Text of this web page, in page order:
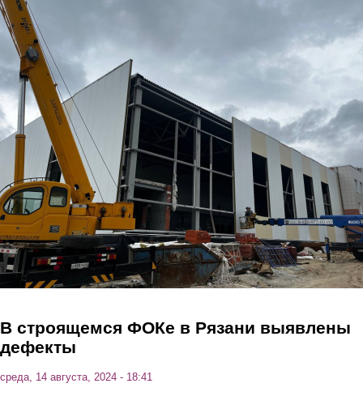
Перейти к основному содержанию
В строящемся ФОКе в Рязани выявлены
дефекты
среда, 14 августа, 2024 - 18:41